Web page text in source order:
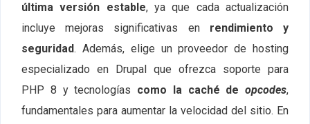
última versión estable, ya que cada actualización
incluye mejoras significativas en rendimiento y
seguridad. Además, elige un proveedor de hosting
especializado en Drupal que ofrezca soporte para
PHP 8 y tecnologías como la caché de opcodes,
fundamentales para aumentar la velocidad del sitio. En